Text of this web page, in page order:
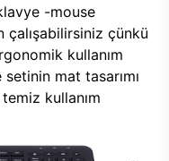
-mouse
çalışabilirsiniz çünkü
kullanım
mat tasarımı
kullanım